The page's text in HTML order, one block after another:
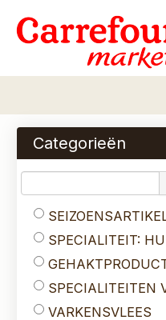
Bestellen
Assortiment
Login
Contact
Categorieën
SPECIALITEIT:
SPECIALITEITEN
VARKENSVLEES